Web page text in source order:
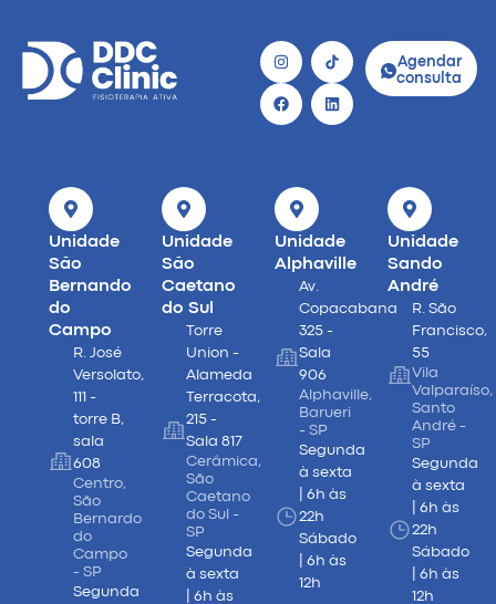
Agendar
consulta
Unidade
São
Bernando
do
Campo
R. José
Versolato,
111 -
torre B,
sala
608
Centro,
São
Bernardo
do
Campo
- SP
Segunda
Unidade
São
Caetano
do Sul
Torre
Union -
Alameda
Terracota,
215 -
Sala 817
Cerâmica,
São
Caetano
do Sul -
SP
Segunda
à sexta
| 6h às
Unidade
Alphaville
Av.
Copacabana
325 -
Sala
906
Alphaville,
Barueri
- SP
Segunda
à sexta
| 6h às
22h
Sábado
| 6h às
12h
Unidade
Sando
André
R. São
Francisco,
55
Vila
Valparaíso,
Santo
André -
SP
Segunda
à sexta
| 6h às
22h
Sábado
| 6h às
12h